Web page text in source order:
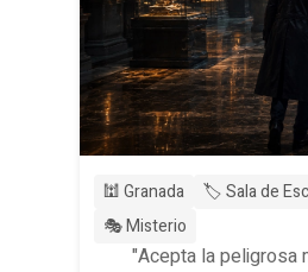
🕍 Granada 🏷️ Sala de
🎭 Misterio
"Acepta la peligrosa